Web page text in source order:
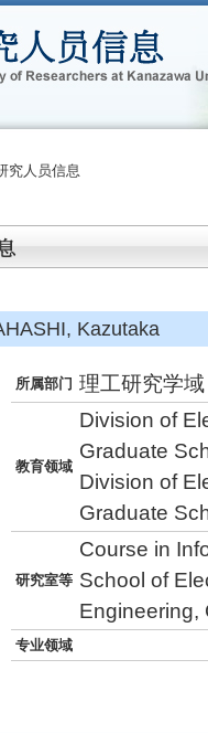
究人员信息
Kazutaka
所属部门 理工研究学
教育领域
Division of
Graduate
Division of
Graduate
研究室等
Course in
School of
Engineering,
专业领域